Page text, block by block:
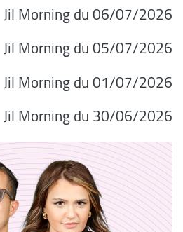
Jil Morning du 06/07/2026
Jil Morning du 05/07/2026
Jil Morning du 01/07/2026
06/2026/Jil Morning du 30